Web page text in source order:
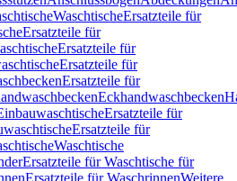
WaschtischeErsatzteile für
Ersatzteile für
Ersatzteile für
Ersatzteile für
Ersatzteile für
Eckhandwaschbecken
Ersatzteile für
Ersatzteile für
Waschtische
Ersatzteile für Waschtische für
Ersatzteile für WaschrinnenWeitere